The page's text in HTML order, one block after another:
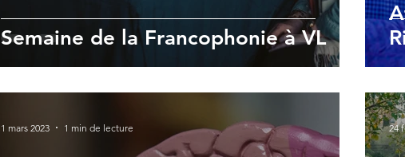
Semaine de la Francophonie à VL
1 mars 2023 1 min de lecture 24